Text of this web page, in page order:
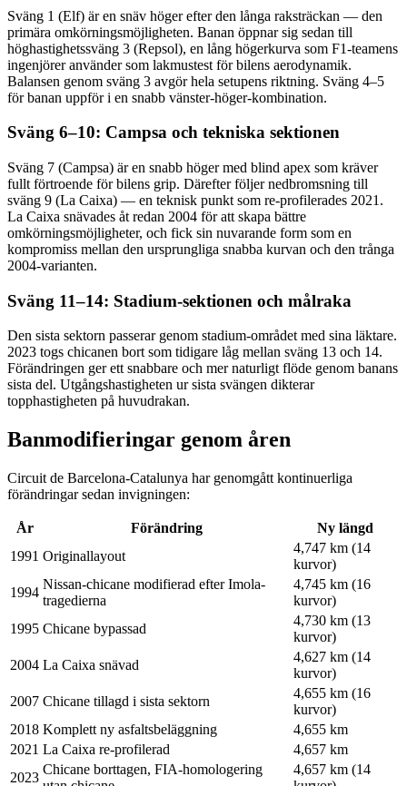
Sväng 1 (Elf) är en snäv höger efter den långa raksträckan — den
primära omkörningsmöjligheten. Banan öppnar sig sedan till
höghastighets­sväng 3 (Repsol), en lång högerkurva som F1-teamens
ingenjörer använder som lakmustest för bilens aerodynamik.
Balansen genom sväng 3 avgör hela setupens riktning. Sväng 4–5
för banan uppför i en snabb vänster-höger-kombination.
Sväng 6–10: Campsa och tekniska sektionen
Sväng 7 (Campsa) är en snabb höger med blind apex som kräver
fullt förtroende för bilens grip. Därefter följer nedbromsning till
sväng 9 (La Caixa) — en teknisk punkt som re-profilerades 2021.
La Caixa snävades åt redan 2004 för att skapa bättre
omkörningsmöjligheter, och fick sin nuvarande form som en
kompromiss mellan den ursprungliga snabba kurvan och den trånga
2004-varianten.
Sväng 11–14: Stadium-sektionen och målraka
Den sista sektorn passerar genom stadium-området med sina läktare.
2023 togs chicanen bort som tidigare låg mellan sväng 13 och 14.
Förändringen ger ett snabbare och mer naturligt flöde genom banans
sista del. Utgångshastigheten ur sista svängen dikterar
topphastigheten på huvudrakan.
Banmodifieringar genom åren
Circuit de Barcelona-Catalunya har genomgått kontinuerliga
förändringar sedan invigningen:
År Förändring
Ny längd
1991 Originallayout
4,747 km (14
kurvor)
1994
Nissan-chicane modifierad efter Imola-
tragedierna
4,745 km (16
kurvor)
1995 Chicane bypassad
4,730 km (13
kurvor)
2004 La Caixa snävad
4,627 km (14
kurvor)
2007 Chicane tillagd i sista sektorn
4,655 km (16
kurvor)
2018 Komplett ny asfaltsbeläggning
4,655 km
2021 La Caixa re-profilerad
4,657 km
2023
Chicane borttagen, FIA-homologering
4,657 km (14